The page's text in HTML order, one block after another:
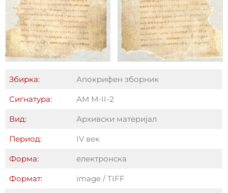
Збирка: Апокрифен зборник
Сигнатура: АМ М-II-2
Вид: Архивски материјал
Период: IV век
Форма: електронска
Формат: image / TIFF